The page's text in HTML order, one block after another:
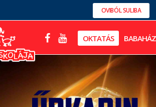
OVIBÓL SULIBA
OKTATÁS BABAHÁZ